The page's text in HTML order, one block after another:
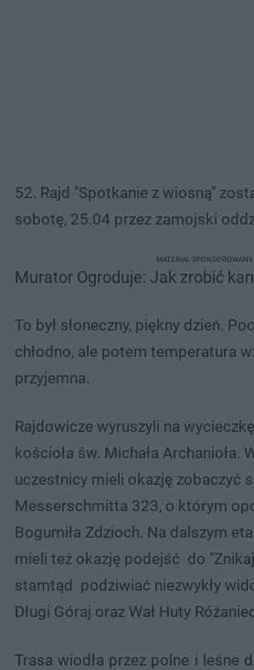
52. Rajd "Spotkanie z wiosną"
sobotę, 25.04 przez zamojski
Murator Ogroduje: Jak zrobić
MATERIAŁ SPONSOROWANY
To był słoneczny, piękny dzień.
chłodno, ale potem temperatura
przyjemna.
Rajdowicze wyruszyli na
kościoła św. Michała Archanioła.
uczestnicy mieli okazję zobaczyć
Messerschmitta 323, o którym
Bogumiła Zdzioch. Na dalszym
mieli też okazję podejść do
stamtąd podziwiać niezwykły
Długi Góraj oraz Wał Huty
Trasa wiodła przez polne i leśne